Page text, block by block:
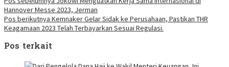
Hannover Messe 2023, Jerman
Pos berikutnya Kemnaker Gelar Sidak ke Perusahaan, Pastikan THR
Keagamaan 2023 Telah Terbayarkan Sesuai Regulasi.
Pos terkait